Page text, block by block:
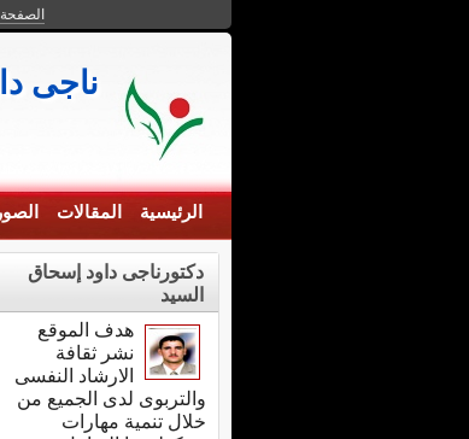
ناجى
الرئيسية المقالات الصور
دكتورناجى داود إسحاق
السيد
هدف الموقع
نشر ثقافة
الارشاد النفسى
والتربوى لدى الجميع من
خلال تنمية مهارات